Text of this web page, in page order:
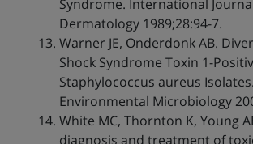
Syndrome. International
Dermatology 1989;28:94-7.
Warner JE, Onderdonk AB.
Shock Syndrome Toxin 1-
Staphylococcus aureus
Environmental Microbiology
White MC, Thornton K, Young
diagnosis and treatment of